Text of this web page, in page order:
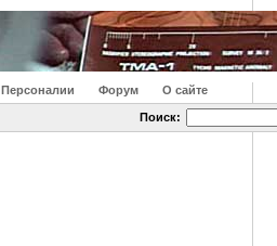
Персоналии Форум О сайте
Поиск: